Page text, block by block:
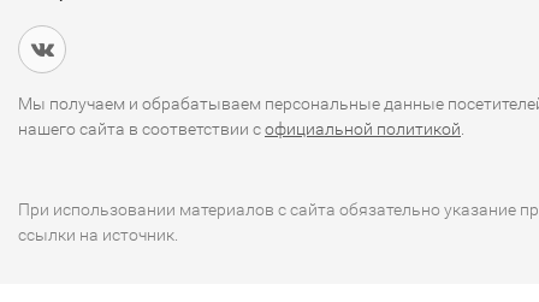
Мы получаем и обрабатываем персональные данные
нашего сайта в соответствии софициальной политикой
При использовании материалов с сайта обязательно указание
ссылки на источник.